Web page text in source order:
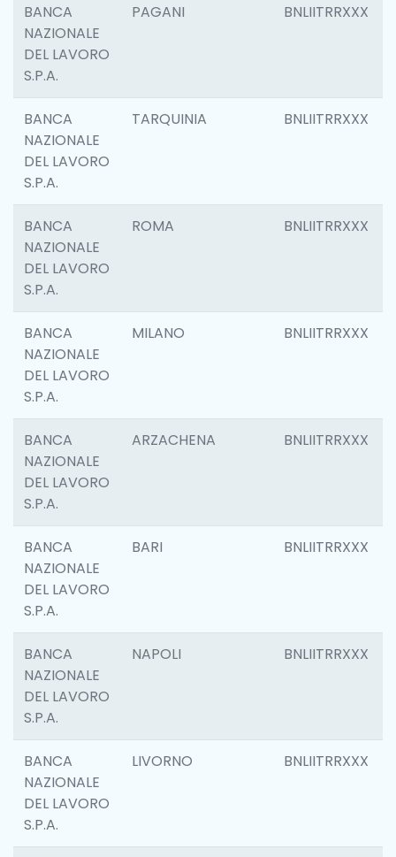
BANCA
NAZIONALE
DEL LAVORO
S.P.A.
PAGANI BNLIITRRXXX
BANCA
NAZIONALE
DEL LAVORO
S.P.A.
TARQUINIA BNLIITRRXXX
BANCA
NAZIONALE
DEL LAVORO
S.P.A.
ROMA BNLIITRRXXX
BANCA
NAZIONALE
DEL LAVORO
S.P.A.
MILANO BNLIITRRXXX
BANCA
NAZIONALE
DEL LAVORO
S.P.A.
ARZACHENA BNLIITRRXXX
BANCA
NAZIONALE
DEL LAVORO
S.P.A.
BARI BNLIITRRXXX
BANCA
NAZIONALE
DEL LAVORO
S.P.A.
NAPOLI BNLIITRRXXX
BANCA
NAZIONALE
DEL LAVORO
S.P.A.
LIVORNO BNLIITRRXXX